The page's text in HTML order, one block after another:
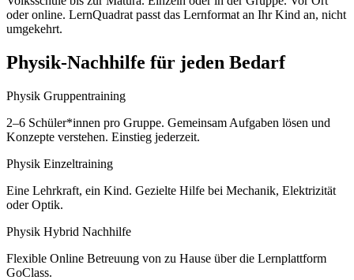
oder online. LernQuadrat passt das Lernformat an Ihr Kind an, nicht
umgekehrt.
Physik-Nachhilfe für jeden Bedarf
Physik Gruppentraining
2–6 Schüler*innen pro Gruppe. Gemeinsam Aufgaben lösen und
Konzepte verstehen. Einstieg jederzeit.
Physik Einzeltraining
Eine Lehrkraft, ein Kind. Gezielte Hilfe bei Mechanik, Elektrizität
oder Optik.
Physik Hybrid Nachhilfe
Flexible Online Betreuung von zu Hause über die Lernplattform
GoClass.